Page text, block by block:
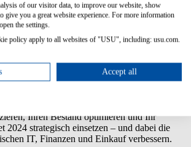
Microsoft die volumenbasierten Rabatte
alle Kunden zahlen künftig den vollen
Unternehmen bedeutet das bis zu 13,5 %
Ihnen die Verhandlungsbasis – oder
für Tools, die niemand nutzt.
Webinar zeigen wir Ihnen, wie Sie jetzt die
Ihren Bestand optimieren und Ihr
2024 strategisch einsetzen – und dabei die
IT, Finanzen und Einkauf verbessern.
of our visitor data, to improve our website, show
give you a great website experience. For more information
the settings.
policy apply to all websites of "USU", including: usu.com.
Accept all